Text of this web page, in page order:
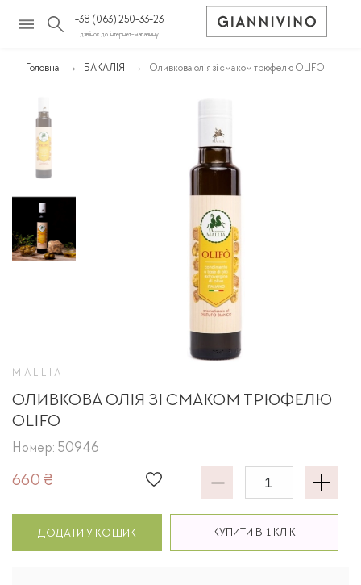
+38 (063) 250-33-23
дзвінок до інтернет-магазину
Головна БАКАЛІЯ Оливкова олія зі смаком трюфелю OLIFO
MALLIA
ОЛИВКОВА ОЛІЯ ЗІ СМАКОМ ТРЮФЕЛЮ
OLIFO
Номер: 50946
660 ₴
ДОДАТИ У КОШИК КУПИТИ В 1 КЛІК